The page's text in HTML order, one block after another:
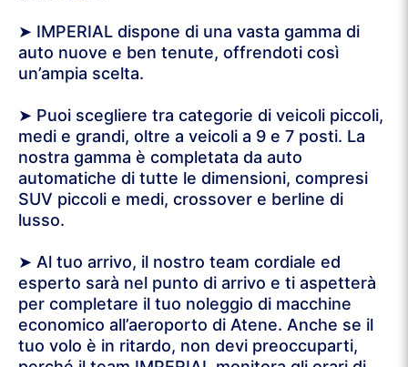
➤ IMPERIAL dispone di una vasta gamma di
auto nuove e ben tenute, offrendoti così
un’ampia scelta.
➤ Puoi scegliere tra categorie di veicoli piccoli,
medi e grandi, oltre a veicoli a 9 e 7 posti. La
nostra gamma è completata da auto
automatiche di tutte le dimensioni, compresi
SUV piccoli e medi, crossover e berline di
lusso.
➤ Al tuo arrivo, il nostro team cordiale ed
esperto sarà nel punto di arrivo e ti aspetterà
per completare il tuo noleggio di macchine
economico all’aeroporto di Atene. Anche se il
tuo volo è in ritardo, non devi preoccuparti,